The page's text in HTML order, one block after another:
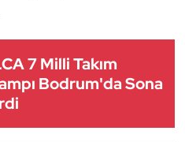
7 Milli Takım
Bodrum'da Sona